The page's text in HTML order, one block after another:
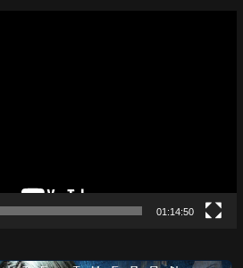
01:14:50